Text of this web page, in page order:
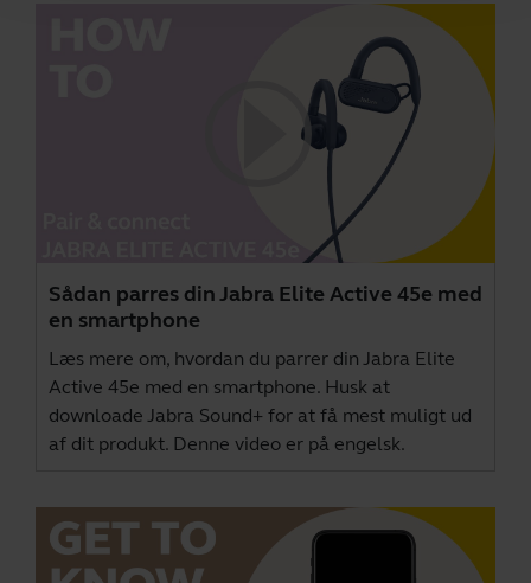
Sådan parres din Jabra Elite Active 45e med
en smartphone
Læs mere om, hvordan du parrer din Jabra Elite
Active 45e med en smartphone. Husk at
downloade Jabra Sound+ for at få mest muligt ud
af dit produkt. Denne video er på engelsk.